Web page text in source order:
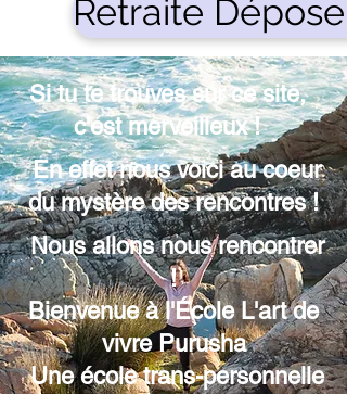
Retraite
Si tu te trouves sur ce site,
c'est merveilleux !
En effet nous voici au coeur
du mystère des rencontres !
Nous allons nous rencontrer
!
Bienvenue à l'École L'art de
vivre Purusha
Une école trans-personnelle